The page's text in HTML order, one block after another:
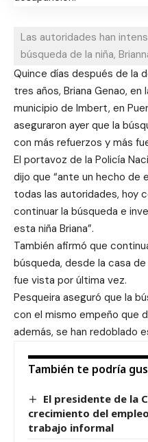
Las autoridades han
búsqueda de la niña,
Quince días después de la
tres años, Briana Genao, en
municipio de Imbert, en
aseguraron ayer que la
con más refuerzos y más
El portavoz de la Policía
dijo que “ante un hecho de
todas las autoridades, hoy
continuar la búsqueda e
esta niña Briana”.
También afirmó que
búsqueda, desde la casa
fue vista por última vez.
Pesqueira aseguró que la
con el mismo empeño que
además, se han redoblado
También te podría
El presidente de la
crecimiento del
trabajo informal